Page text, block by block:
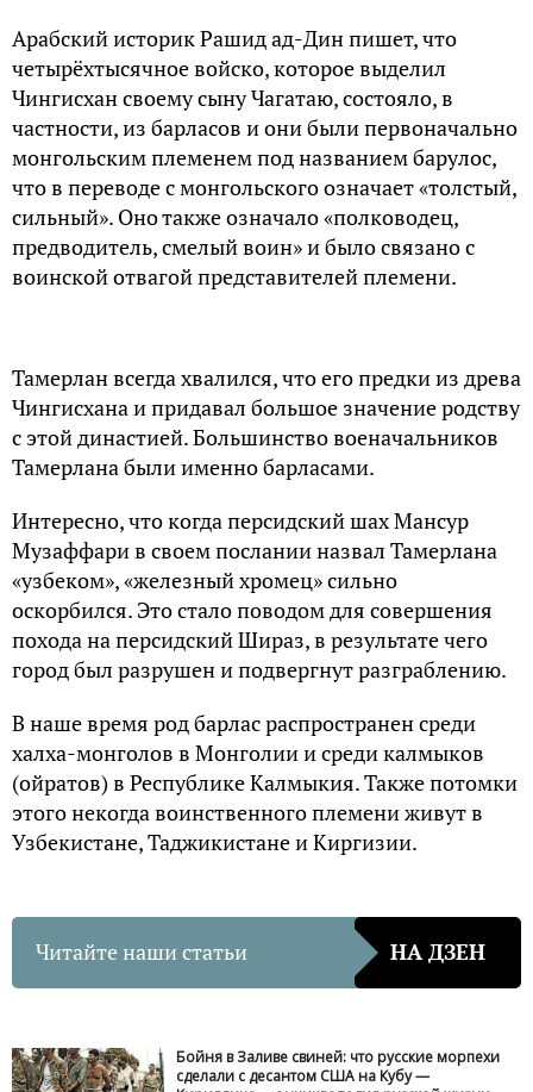
Арабский историк Рашид ад-Дин пишет, что
четырёхтысячное войско, которое выделил
Чингисхан своему сыну Чагатаю, состояло, в
частности, из барласов и они были первоначально
монгольским племенем под названием барулос,
что в переводе с монгольского означает «толстый,
сильный». Оно также означало «полководец,
предводитель, смелый воин» и было связано с
воинской отвагой представителей племени.
Тамерлан всегда хвалился, что его предки из древа
Чингисхана и придавал большое значение родству
с этой династией. Большинство военачальников
Тамерлана были именно барласами.
Интересно, что когда персидский шах Мансур
Музаффари в своем послании назвал Тамерлана
«узбеком», «железный хромец» сильно
оскорбился. Это стало поводом для совершения
похода на персидский Шираз, в результате чего
город был разрушен и подвергнут разграблению.
В наше время род барлас распространен среди
халха-монголов в Монголии и среди калмыков
(ойратов) в Республике Калмыкия. Также потомки
этого некогда воинственного племени живут в
Узбекистане, Таджикистане и Киргизии.
Читайте наши статьи НА ДЗЕН
Бойня в Заливе свиней: что русские морпехи
сделали с десантом США на Кубу —